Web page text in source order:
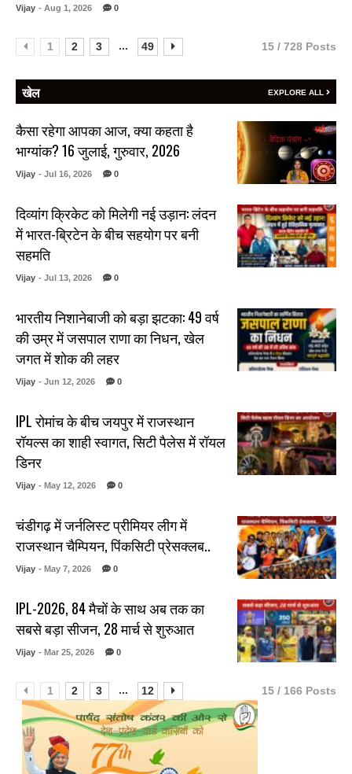
Vijay - Aug 1, 2026 0
1 2 3 ... 49 15 / 728 Posts
खेल EXPLORE ALL
कैसा रहेगा आपका आज, क्या कहता है
भाग्यांक? 16 जुलाई, गुरुवार, 2026
Vijay - Jul 16, 2026 0
दिव्यांग क्रिकेट को मिलेगी नई उड़ान: लंदन
में भारत-ब्रिटेन के बीच सहयोग पर बनी
सहमति
Vijay - Jul 13, 2026 0
भारतीय निशानेबाजी को बड़ा झटका: 49 वर्ष
की उम्र में जसपाल राणा का निधन, खेल
जगत में शोक की लहर
Vijay - Jun 12, 2026 0
IPL रोमांच के बीच जयपुर में राजस्थान
रॉयल्स का शाही स्वागत, सिटी पैलेस में रॉयल
डिनर
Vijay - May 12, 2026 0
चंडीगढ़ में जर्नलिस्ट प्रीमियर लीग में
राजस्थान चैम्पियन, पिंकसिटी प्रेसक्लब..
Vijay - May 7, 2026 0
IPL-2026, 84 मैचों के साथ अब तक का
सबसे बड़ा सीजन, 28 मार्च से शुरुआत
Vijay - Mar 25, 2026 0
1 2 3 ... 12 15 / 166 Posts